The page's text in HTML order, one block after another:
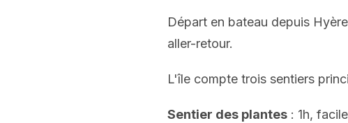
Départ en bateau depuis
aller-retour.
L'île compte trois sentiers
Sentier des plantes : 1h,